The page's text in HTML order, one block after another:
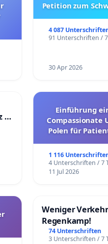
Petition zum
4 087
91 Unterschriften /
30 Apr 2026
in
Einführung
Compassionate
Polen für
1 116
4 Unterschriften / 7
11 Jul 2026
Weniger
Regenkamp!
74 Unterschriften
3 Unterschriften / 7